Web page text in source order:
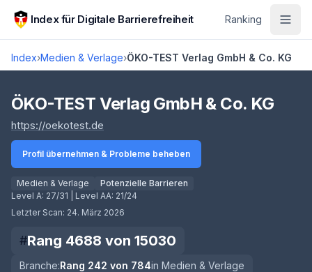
Zum Hauptinhalt springen
Index für Digitale Barrierefreiheit Ranking
Index›Medien & Verlage›ÖKO-TEST Verlag GmbH & Co. KG
Score lädt
ÖKO-TEST Verlag GmbH & Co. KG
https://oekotest.de
Profil übernehmen & Probleme beheben
Medien & Verlage
Potenzielle Barrieren
Level A: 27/31 | Level AA: 21/24
Letzter Scan: 24. März 2026
#Rang 4688 von 15030
Branche:Rang 242 von 784in Medien & Verlage